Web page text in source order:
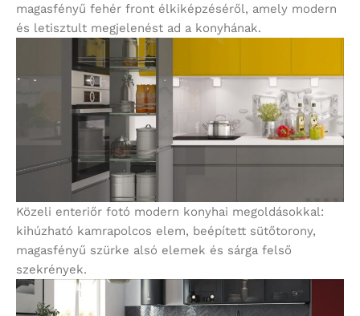
magasfényű fehér front élkiképzéséről, amely modern
és letisztult megjelenést ad a konyhának.
Közeli enteriőr fotó modern konyhai megoldásokkal:
kihúzható kamrapolcos elem, beépített sütőtorony,
magasfényű szürke alsó elemek és sárga felső
szekrények.